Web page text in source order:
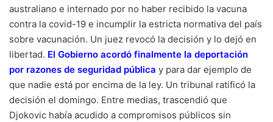
australiano e internado por no haber recibido la vacuna
contra la covid-19 e incumplir la estricta normativa del país
sobre vacunación. Un juez revocó la decisión y lo dejó en
libertad. El Gobierno acordó finalmente la deportación
por razones de seguridad pública y para dar ejemplo de
que nadie está por encima de la ley. Un tribunal ratificó la
decisión el domingo. Entre medias, trascendió que
Djokovic había acudido a compromisos públicos sin